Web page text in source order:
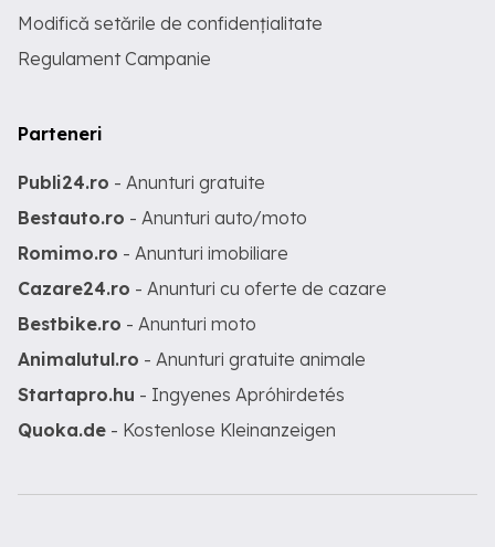
Modifică setările de confidențialitate
Regulament Campanie
Parteneri
Publi24.ro - Anunturi gratuite
Bestauto.ro - Anunturi auto/moto
Romimo.ro - Anunturi imobiliare
Cazare24.ro - Anunturi cu oferte de cazare
Bestbike.ro - Anunturi moto
Animalutul.ro - Anunturi gratuite animale
Startapro.hu - Ingyenes Apróhirdetés
Quoka.de - Kostenlose Kleinanzeigen